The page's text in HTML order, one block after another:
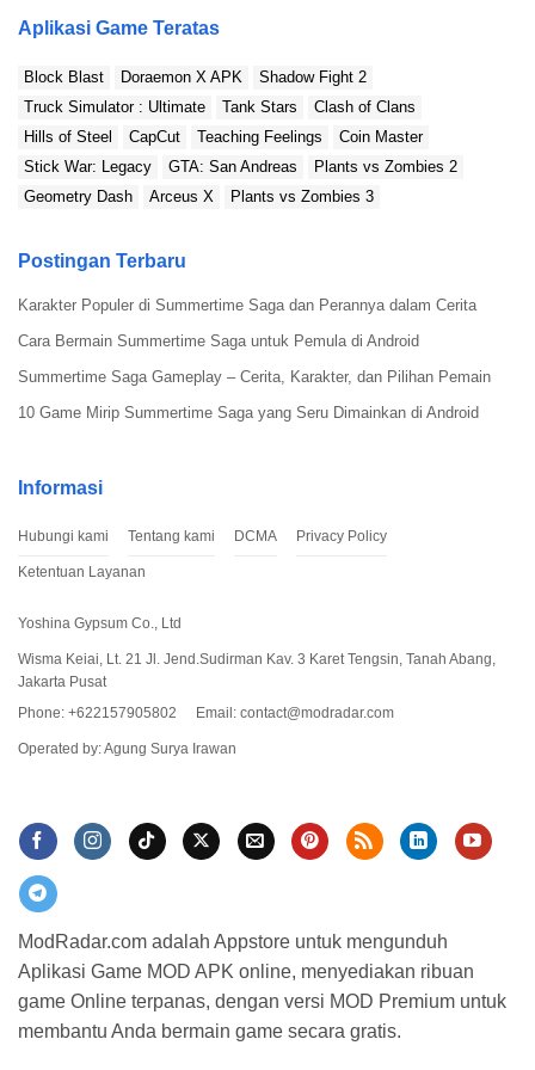
Tiger shark ini adalah salah satu predator yang sangat kuat.
Fish And Grow Mod Apk. Setelah tiger shark ini berhasil tumbuh
besar, kamu mungkin akan mendominasi wilayah tersebut!
hampir bisa mengalahkan semua jenis makhluk yang ada di Fish
And Grow Mod Apk ini!
Aplikasi Game Teratas
Block Blast Doraemon X APK
Shadow Fight 2
Truck Simulator : Ultimate
Tank Stars
Clash of Clans
Hills of Steel
CapCut Teaching Feelings
Coin Master
Stick War: Legacy
GTA: San Andreas
Plants vs Zombies 2
Geometry Dash
Arceus X Plants vs Zombies 3
Postingan Terbaru
Karakter Populer di Summertime Saga dan Perannya dalam Cerita
Cara Bermain Summertime Saga untuk Pemula di Android
Summertime Saga Gameplay – Cerita, Karakter, dan Pilihan Pemain
10 Game Mirip Summertime Saga yang Seru Dimainkan di Android
Informasi
Hubungi kami Tentang kami DCMA Privacy Policy
Ketentuan Layanan
Yoshina Gypsum Co., Ltd
Wisma Keiai, Lt. 21 Jl. Jend.Sudirman Kav. 3 Karet Tengsin, Tanah Abang,
Jakarta Pusat
Phone: +622157905802
Email: contact@modradar.com
Operated by: Agung Surya Irawan
ModRadar.com adalah Appstore untuk mengunduh
Aplikasi Game MOD APK online, menyediakan ribuan
game Online terpanas, dengan versi MOD Premium untuk
membantu Anda bermain game secara gratis.